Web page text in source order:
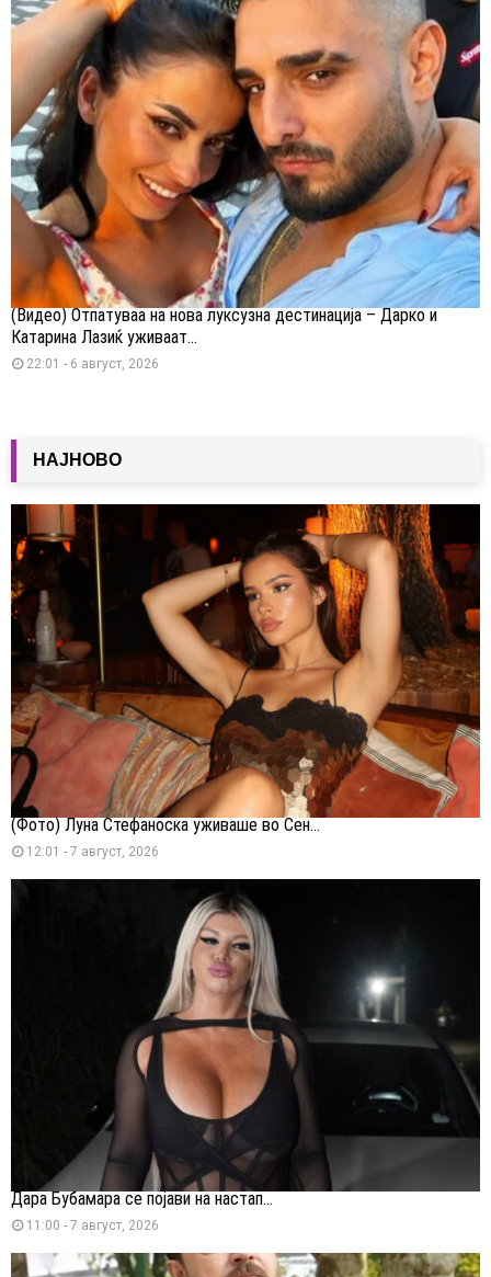
(Видео) Отпатуваа на нова луксузна дестинација – Дарко и
Катарина Лазиќ уживаат...
22:01 - 6 август, 2026
НАЈНОВО
(Фото) Луна Стефаноска уживаше во Сен...
12:01 - 7 август, 2026
Дара Бубамара се појави на настап...
11:00 - 7 август, 2026